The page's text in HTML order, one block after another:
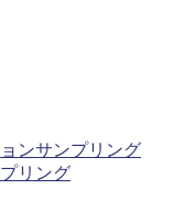
ンサンプリング
リング